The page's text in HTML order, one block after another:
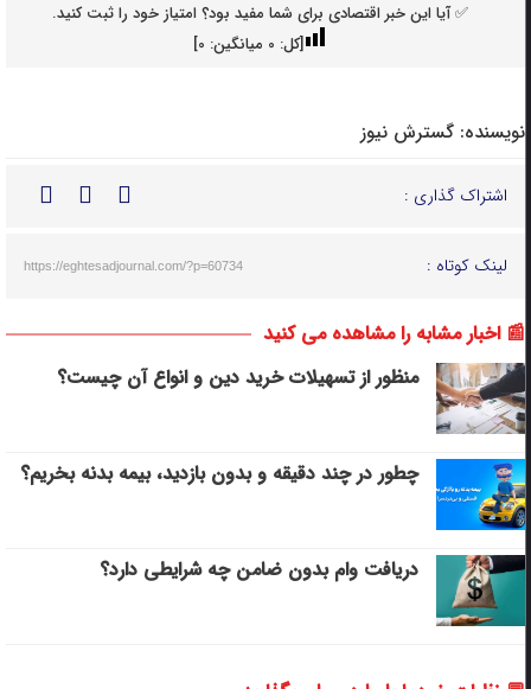
✅ آیا این خبر اقتصادی برای شما مفید بود؟ امتیاز خود را ثبت کنید.
[کل: 0میانگین: 0
]
نویسنده: گسترش نیوز
اشتراک گذاری :
لینک کوتاه : https://eghtesadjournal.com/?p=60734
📰 اخبار مشابه را مشاهده می کنید
منظور از تسهیلات خرید دین و انواع آن چیست؟
چطور در چند دقیقه و بدون بازدید، بیمه بدنه بخریم؟
دریافت وام بدون ضامن چه شرایطی دارد؟